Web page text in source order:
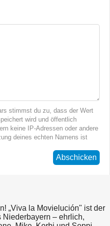
stimmst du zu, dass der Wert
wird und öffentlich
keine IP-Adressen oder andere
deines echten Namens ist
Abschicken
„Viva la Movielución" ist der
Niederbayern – ehrlich,